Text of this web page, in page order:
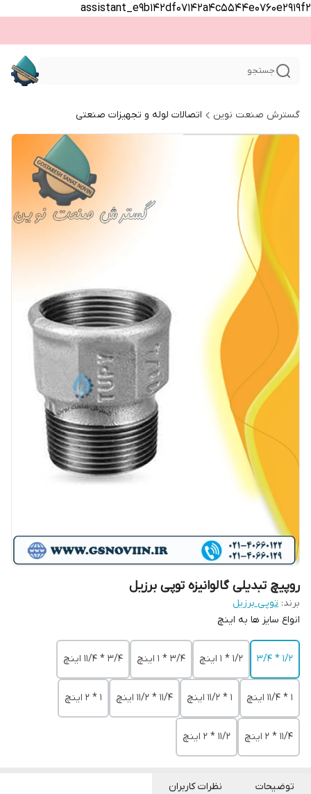
assistant_e9b142df07142a4c5544e0760e2919f2
جستجو
گسترش صنعت نوین اتصالات لوله و تجهیزات صنعتی
روپیچ تبدیلی گالوانیزه توپی برزیل
برند: توپی برزیل
انواع سایز ها به اینچ
1/2 * 3/4 1/2 * 1 اینچ 3/4 * 1 اینچ 3/4 * 11/4 اینچ
1 * 11/4 اینچ 1 * 11/2 اینچ 11/4 * 11/2 اینچ 1 * 2 اینچ
11/4 * 2 اینچ 11/2 * 2 اینچ
توضیحات نظرات کاربران